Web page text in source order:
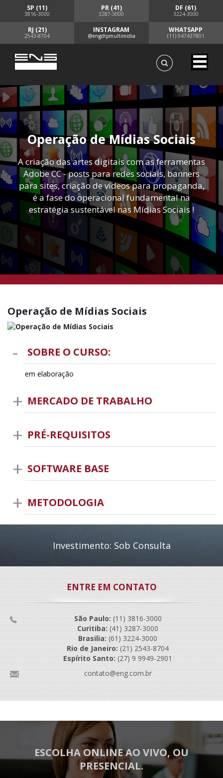
SP (11)
3816-3000
PR (41)
3287-3000
DF (61)
3224-3000
RJ (21)
2543-8704
INSTAGRAM
@engdtpmultimidia
WHATSAPP
(11) 947437801
Operação de Mídias Sociais
A criação das artes digitais com as ferramentas
Adobe CC - posts para redes sociais, banners
para sites, criação de vídeos para propaganda,
é a fase do operacional fundamental na
estratégia sustentável nas Mídias Sociais !
Operação de Mídias Sociais
SOBRE O CURSO:
em elaboração
MERCADO DE TRABALHO
PRÉ-REQUISITOS
SOFTWARE BASE
METODOLOGIA
Investimento: Sob Consulta
ENTRE EM CONTATO
São Paulo: (11) 3816-3000
Curitiba: (41) 3287-3000
Brasilia: (61) 3224-3000
Rio de Janeiro: (21) 2543-8704
Espírito Santo: (27) 9 9949-2901
contato@eng.com.br
ESCOLHA ONLINE AO VIVO, OU
PRESENCIAL.